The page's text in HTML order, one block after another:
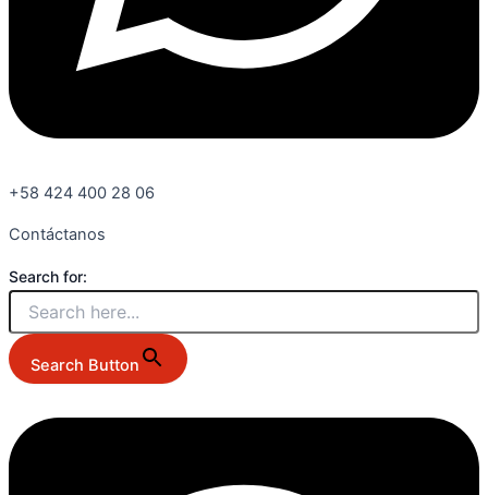
+58 424 400 28 06
Contáctanos
Search for:
Search Button